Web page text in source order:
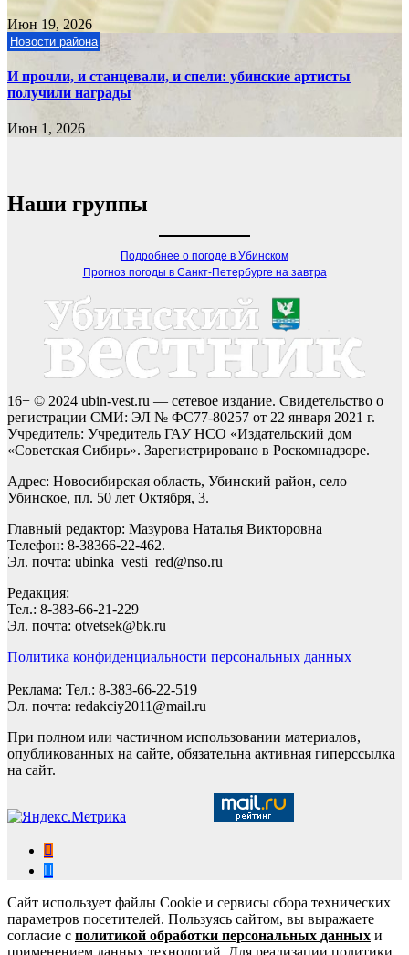
Июн 19, 2026
Новости района
И прочли, и станцевали, и спели: убинские артисты
получили награды
Июн 1, 2026
Наши группы
Подробнее о погоде в Убинском
Прогноз погоды в Санкт-Петербурге на завтра
16+ © 2024 ubin-vest.ru — сетевое издание. Свидетельство о
регистрации СМИ: ЭЛ № ФС77-80257 от 22 января 2021 г.
Учредитель: Учредитель ГАУ НСО «Издательский дом
«Советская Сибирь». Зарегистрировано в Роскомнадзоре.
Адрес: Новосибирская область, Убинский район, село
Убинское, пл. 50 лет Октября, 3.
Главный редактор: Мазурова Наталья Викторовна
Телефон: 8-38366-22-462.
Эл. почта: ubinka_vesti_red@nso.ru
Редакция:
Тел.: 8-383-66-21-229
Эл. почта: otvetsek@bk.ru
Политика конфиденциальности персональных данных
Реклама: Тел.: 8-383-66-22-519
Эл. почта: redakciy2011@mail.ru
При полном или частичном использовании материалов,
опубликованных на сайте, обязательна активная гиперссылка
на сайт.
Сайт использует файлы Cookie и сервисы сбора технических
параметров посетителей. Пользуясь сайтом, вы выражаете
согласие с политикой обработки персональных данных и
применением данных технологий. Для реализации политики